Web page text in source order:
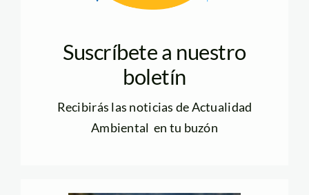
Suscríbete a nuestro
boletín
Recibirás las noticias de Actualidad
Ambiental en tu buzón